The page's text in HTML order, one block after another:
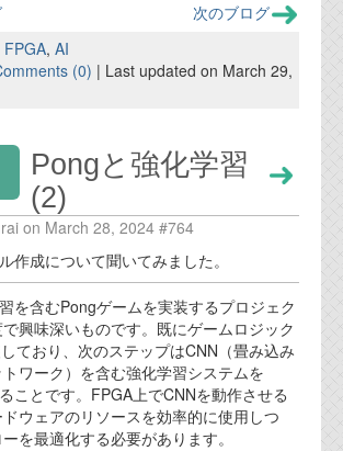
次のブログ
FPGA, AI
(0) | Last updated on March 29,
Pongと強化学習
(2)
on March 28, 2024 #764
作成について聞いてみました。
を含むPongゲームを実装するプロジェク
で興味深いものです。既にゲームロジック
ており、次のステップはCNN（畳み込み
ワーク）を含む強化学習システムを
ことです。FPGA上でCNNを動作させる
ウェアのリソースを効率的に使用しつ
を最適化する必要があります。